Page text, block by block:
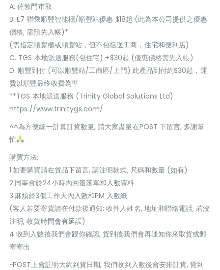
A. 佐敦門巿取
B. E7 聯乘順豐智能櫃/順豐站優惠 $18起 (此為本公司提供之優惠
價格, 需預先入帳)*
(需指定順豐櫃或順豐站，但不包括送工商，住宅和便利店)
C. TGS 本地派送服務(包住宅) +$30起 (優惠價格需先入帳)
D. 順豐到付 (可以順豐站/工商區/上門) 此產品到付約$30起，運
費以順豐最終收費為準
**TGS 本地派送服務 (Trinity Global Solutions Ltd)
https://www.trinitygs.com/
^^為方便統一計算訂貨數量, 請大家盡量在POST 下留言, 多謝幫
忙
購買方法:
1.如要購買請在貨品下留言, 請注明款式, 尺碼和數量 (如有)
2.同事會於24小時內回覆落單和入數資料
3.麻煩於3個工作天內入數和PM 入數紙
(客人若要寄貨請在付款後通知: 收件人姓名, 地址和聯絡電話, 若沒
注明, 收貨時間會有延誤)
4 收到入數後我們會跟你確認, 貨到後我們會再通知你來取貨或郵
寄寄出
~POST上會註明大約到貨日期, 我們收到入數後會安排訂貨, 貨到